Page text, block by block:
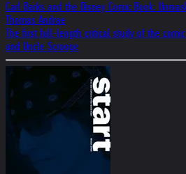
Carl Barks and the Disney Comic Book:
Thomas Andrae
The first full-length critical study of the
and Uncle Scrooge